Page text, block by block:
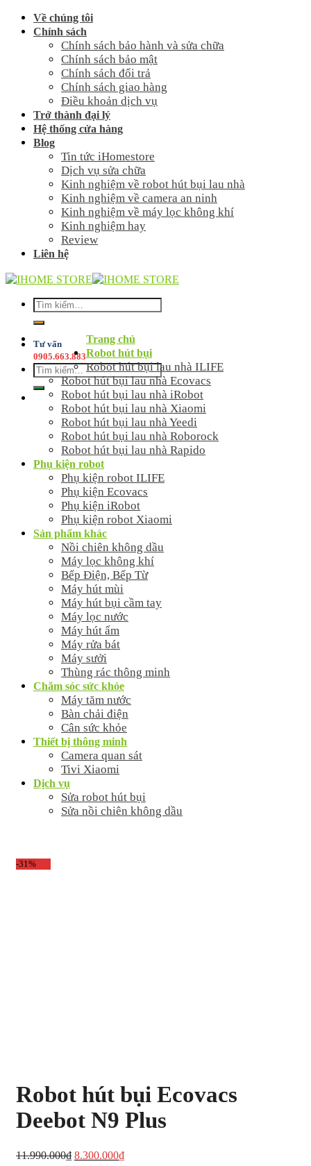
Skip
Về chúng tôi
Chính sách
Chính sách bảo hành và sửa chữa
Chính sách bảo mật
Chính sách đổi trả
Chính sách giao hàng
Điều khoản dịch vụ
Trở thành đại lý
Hệ thống cửa hàng
Blog
Tin tức iHomestore
Dịch vụ sửa chữa
Kinh nghiệm về robot hút bụi lau nhà
Kinh nghiệm về camera an ninh
Kinh nghiệm về máy lọc không khí
Kinh nghiệm hay
Review
Liên hệ
Tìm
kiếm:
Tư vấn
0905.663.883
Tìm
kiếm:
Trang chủ
Robot hút bụi
Robot hút bụi lau nhà ILIFE
Robot hút bụi lau nhà Ecovacs
Robot hút bụi lau nhà iRobot
Robot hút bụi lau nhà Xiaomi
Robot hút bụi lau nhà Yeedi
Robot hút bụi lau nhà Roborock
Robot hút bụi lau nhà Rapido
Phụ kiện robot
Phụ kiện robot ILIFE
Phụ kiện Ecovacs
Phụ kiện iRobot
Phụ kiện robot Xiaomi
Sản phẩm khác
Nồi chiên không dầu
Máy lọc không khí
Bếp Điện, Bếp Từ
Máy hút mùi
Máy hút bụi cầm tay
Máy lọc nước
Máy hút ẩm
Máy rửa bát
Máy sưởi
Thùng rác thông minh
Chăm sóc sức khỏe
Máy tăm nước
Bàn chải điện
Cân sức khỏe
Thiết bị thông minh
Camera quan sát
Tivi Xiaomi
Dịch vụ
Sửa robot hút bụi
Sửa nồi chiên không dầu
-31%
Robot hút bụi Ecovacs
Deebot N9 Plus
11.990.000₫ Giá
8.300.000₫Giá